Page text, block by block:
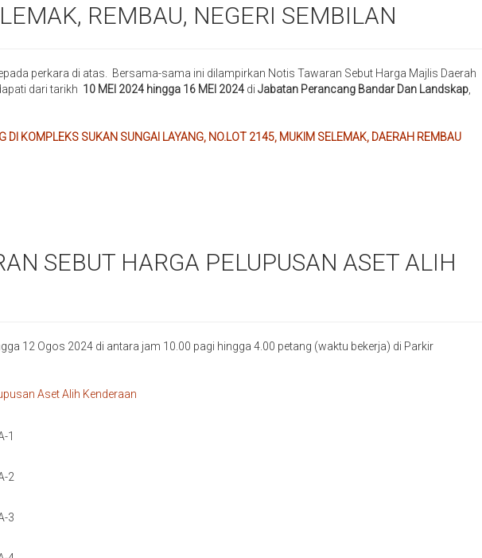
REMBAU, NEGERI SEMBILAN
perkara di atas. Bersama-sama ini dilampirkan Notis Tawaran Sebut Harga Majlis Daerah
dari tarikh 10 MEI 2024 hingga 16 MEI 2024 di Jabatan Perancang Bandar Dan Landskap,
DI KOMPLEKS SUKAN SUNGAI LAYANG, NO.LOT 2145, MUKIM SELEMAK, DAERAH REMBAU
SEBUT HARGA PELUPUSAN ASET ALIH
12 Ogos 2024 di antara jam 10.00 pagi hingga 4.00 petang (waktu bekerja) di Parkir
Aset Alih Kenderaan